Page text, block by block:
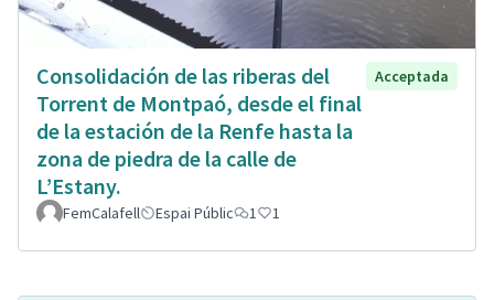
Consolidación de las riberas del
Torrent de Montpaó, desde el final
de la estación de la Renfe hasta la
zona de piedra de la calle de
L’Estany.
Acceptada
FemCalafell Espai Públic 1 1